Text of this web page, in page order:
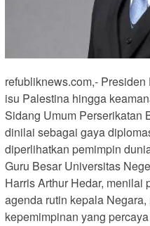
refubliknews.com,-
isu Palestina hingga
Sidang Umum Perserikatan
dinilai sebagai gaya
diperlihatkan pemimpin
Guru Besar Universitas
Harris Arthur Hedar, menilai
agenda rutin kepala
kepemimpinan yang